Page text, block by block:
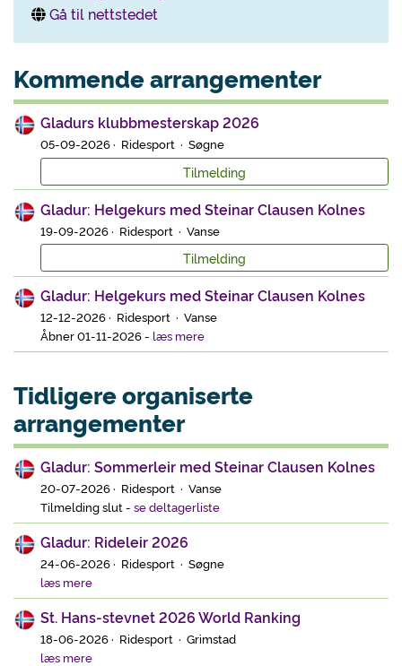
Gå til nettstedet
Kommende arrangementer
Gladurs klubbmesterskap 2026
05-09-2026 · Ridesport · Søgne
Tilmelding
Gladur: Helgekurs med Steinar Clausen Kolnes
19-09-2026 · Ridesport · Vanse
Tilmelding
Gladur: Helgekurs med Steinar Clausen Kolnes
12-12-2026 · Ridesport · Vanse
Åbner 01-11-2026- læs mere
Tidligere organiserte
arrangementer
Gladur: Sommerleir med Steinar Clausen Kolnes
20-07-2026 · Ridesport · Vanse
Tilmelding slut - se deltagerliste
Gladur: Rideleir 2026
24-06-2026 · Ridesport · Søgne
læs mere
St. Hans-stevnet 2026 World Ranking
18-06-2026 · Ridesport · Grimstad
læs mere